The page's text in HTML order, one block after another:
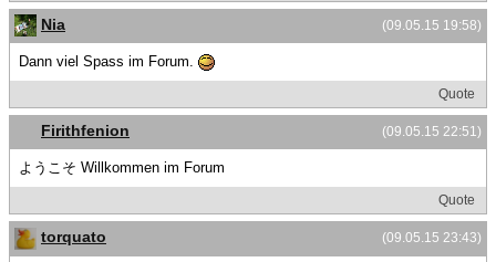
(09.05.15 19:58)
Nia
Dann viel Spass im Forum.
Quote
(09.05.15 22:51)
Firithfenion
ようこそ Willkommen im Forum
Quote
(09.05.15 23:43)
torquato